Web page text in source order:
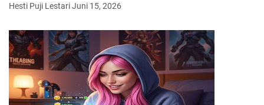
Hesti Puji LestariJuni 15, 2026